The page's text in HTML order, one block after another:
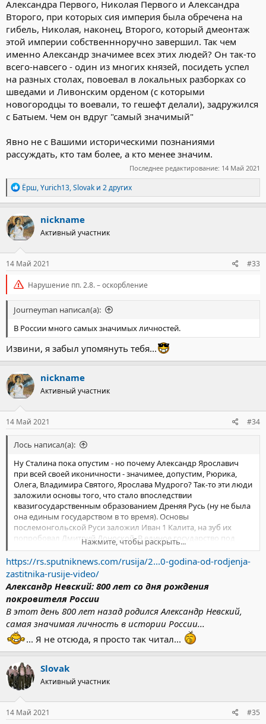
Александра Первого, Николая Первого и Александра
Второго, при которых сия империя была обречена на
гибель, Николая, наконец, Второго, который дмеонтаж
этой империи собственнноручно завершил. Так чем
именно Александр значимее всех этих людей? Он так-то
всего-навсего - один из многих князей, посидеть успел
на разных столах, повоевал в локальных разборках со
шведами и Ливонским орденом (с которыми
новогородцы то воевали, то гешефт делали), задружился
с Батыем. Чем он вдруг "самый значимый"
Явно не с Вашими историческими познаниями
рассуждать, кто там более, а кто менее значим.
Последнее редактирование: 14 Май 2021
Р
е
а
к
ц
и
и
:
Ёрш,Yurich13,Slovak и 2 других
nickname
Активный участник
14 Май 2021 #33
Нарушение пп. 2.8. – оскорбление
Journeyman написал(а):
В России много самых значимых личностей.
Извини, я забыл упомянуть тебя...
nickname
Активный участник
14 Май 2021 #34
Лось написал(а):
Ну Сталина пока опустим - но почему Александр Ярославич
при всей своей иконичности - значимее, допустим, Рюрика,
Олега, Владимира Святого, Ярослава Мудрого? Так-то эти люди
заложили основы того, что стало впоследствии
квазигосударственным образованием Дреняя Русь (ну не была
она единым государством в то время). Основы
послемонгольской Руси заложил Иван 1 Калита, на зуб их
попробовал Дмитрий Доноской, В единое государство под
властью царя оформил Иван Третий Грозный, завершил сей
процесс Иван 4 Грозный. Заметьте - я сейчас ещё до Романовых
не дошёл, а там были и Алексей Михалыч Тишайший, и Пётр
Первый, которые превратили Россию в Империю (не было бы
Алексея такого, каким он был - ничего бы у Петра не вышло),
всевозможных Екатерин, при которых Империя прирастала
землями и достигла своего расцвета, Александра Первого,
Николая Первого и Александра Второго, при которых сия
империя была обречена на гибель, Николая, наконец, Второго,
который дмеонтаж этой империи собственнноручно завершил.
Так чем именно Александр значимее всех этих людей? Он так-
то всего-навсего - один из многих князей, посидеть успел на
разных столах, повоевал в локальных разборках со шведами и
Ливонским орденом (с которыми новогородцы то воевали, то
гешефт делали), задружился с Батыем. Чем он вдруг "самый
значимый"
Нажмите, чтобы раскрыть...
https://rs.sputniknews.com/rusija/2...0-godina-od-rodjenja-
zastitnika-rusije-video/
Александр Невский: 800 лет со дня рождения
покровителя России
В этот день 800 лет назад родился Александр Невский,
самая значимая личность в истории России...
... Я не отсюда, я просто так читал...
Slovak
Активный участник
14 Май 2021 #35